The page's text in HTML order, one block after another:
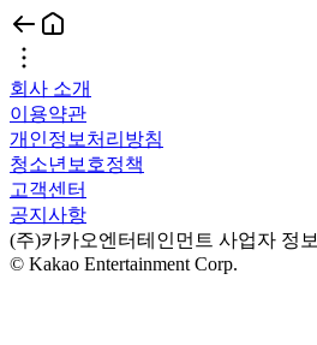
회사 소개
이용약관
개인정보처리방침
청소년보호정책
고객센터
공지사항
(주)카카오엔터테인먼트 사업자 정보
© Kakao Entertainment Corp.